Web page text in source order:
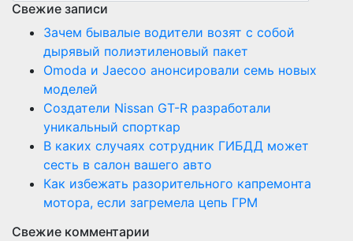
Свежие записи
Зачем бывалые водители возят с собой
дырявый полиэтиленовый пакет
Оmoda и Jaecoo анонсировали семь новых
моделей
Создатели Nissan GT-R разработали
уникальный спорткар
В каких случаях сотрудник ГИБДД может
сесть в салон вашего авто
Как избежать разорительного капремонта
мотора, если загремела цепь ГРМ
Свежие комментарии